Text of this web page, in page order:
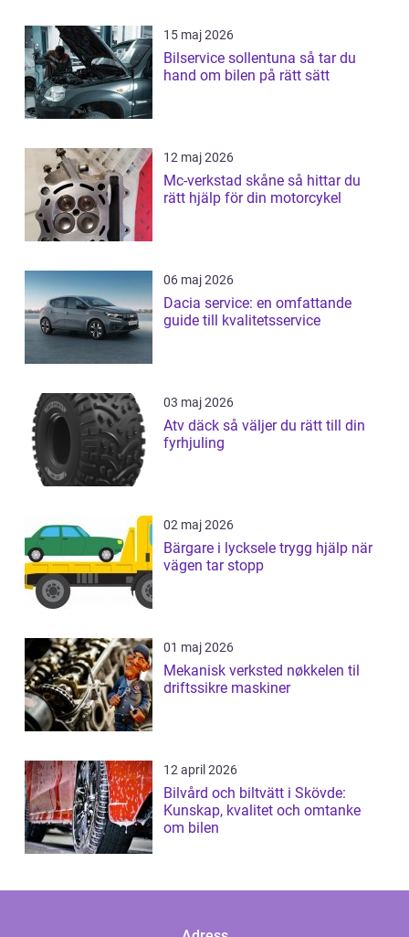
15 maj 2026
Bilservice sollentuna så tar du
hand om bilen på rätt sätt
12 maj 2026
Mc-verkstad skåne så hittar du
rätt hjälp för din motorcykel
06 maj 2026
Dacia service: en omfattande
guide till kvalitetsservice
03 maj 2026
Atv däck så väljer du rätt till din
fyrhjuling
02 maj 2026
Bärgare i lycksele trygg hjälp när
vägen tar stopp
01 maj 2026
Mekanisk verksted nøkkelen til
driftssikre maskiner
12 april 2026
Bilvård och biltvätt i Skövde:
Kunskap, kvalitet och omtanke
om bilen